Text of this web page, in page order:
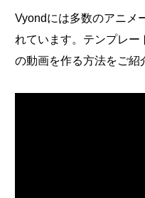
Vyondには多数のアニメ
れています。テンプレー
の動画を作る方法をご紹